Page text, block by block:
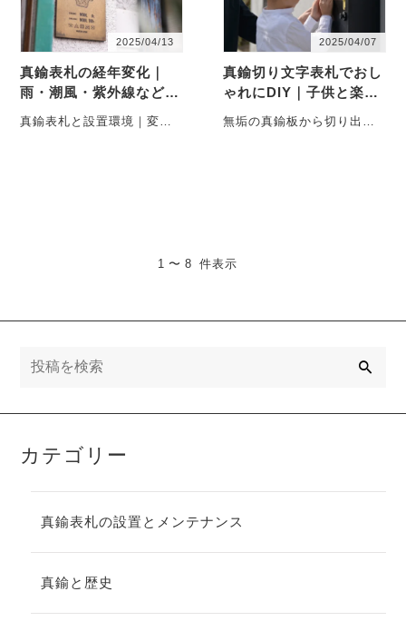
2025/04/13
真鍮表札の経年変化｜
雨・潮風・紫外線など設
置環境による違いと付き
合い方
真鍮表札と設置環境｜変化
2025/04/07
真鍮切り文字表札でおし
ゃれにDIY｜子供と楽し
む取り付け体験
無垢の真鍮板から切り出さ
1 〜 8 件表示
カテゴリー
真鍮表札の設置とメンテナンス
真鍮と歴史